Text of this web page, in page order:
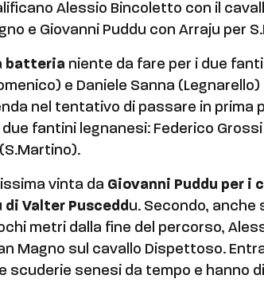
Alessio Bincoletto con il
e Giovanni Puddu con Arraju per
batteria niente da fare per i due
e Daniele Sanna
nel tentativo di passare in prima
fantini legnanesi: Federico
vinta da Giovanni Puddu per i
di Valter Pusceddu. Secondo, anche
metri dalla fine del percorso,
Magno sul cavallo Dispettoso.
scuderie senesi da tempo e hanno